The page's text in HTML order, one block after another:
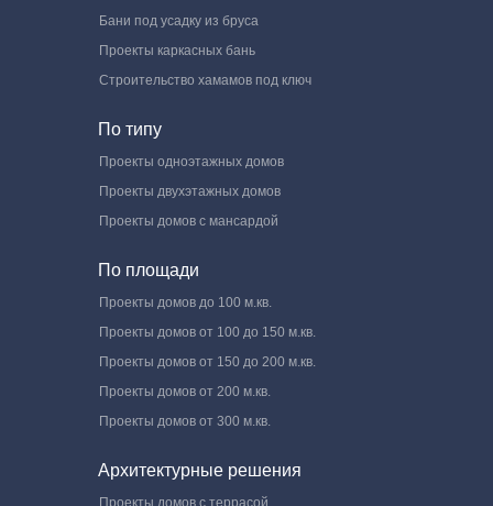
Бани под усадку из бруса
Проекты каркасных бань
Строительство хамамов под ключ
По типу
Проекты одноэтажных домов
Проекты двухэтажных домов
Проекты домов с мансардой
По площади
Проекты домов до 100 м.кв.
Проекты домов от 100 до 150 м.кв.
Проекты домов от 150 до 200 м.кв.
Проекты домов от 200 м.кв.
Проекты домов от 300 м.кв.
Архитектурные решения
Проекты домов с террасой